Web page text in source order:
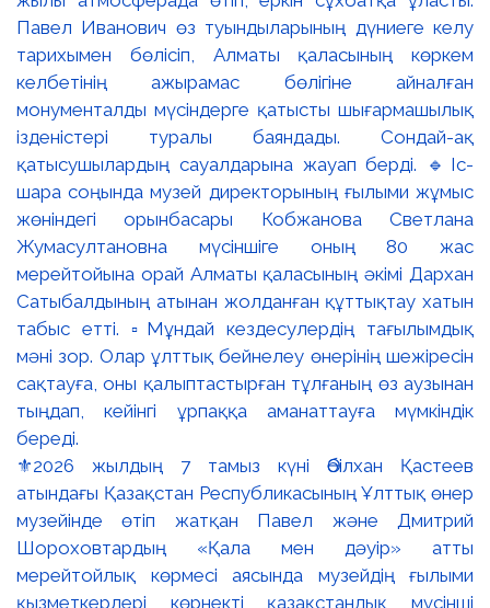
⚜️2026 жылдың 7 тамыз күні Әбілхан Қастеев
атындағы Қазақстан Республикасының Ұлттық өнер
музейінде өтіп жатқан Павел және Дмитрий
Шороховтардың «Қала мен дәуір» атты
мерейтойлық көрмесі аясында музейдің ғылыми
қызметкерлері көрнекті қазақстандық мүсінші